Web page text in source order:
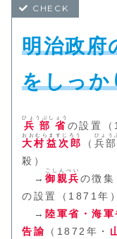
明治政府
をしっか
兵部省
ひょうぶしょう
の設置
大村益次郎
おおむらますじろう
（ 兵
ひょう
殺）
→御親兵
ごしんぺい
の徴集
の設置（1871年）
→ 陸軍省・海
告諭
（1872年・